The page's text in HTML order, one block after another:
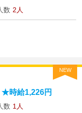
数 2人
NEW
時給1,226円
数 1人